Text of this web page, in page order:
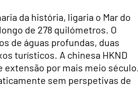
da história, ligaria o Mar do
de 278 quilómetros. O
de águas profundas, duas
turísticos. A chinesa HKND
por mais meio século.
sem perspetivas de